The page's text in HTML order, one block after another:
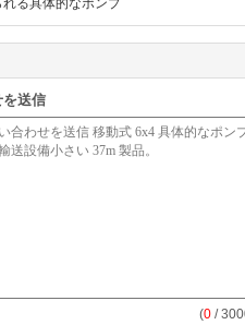
れる具体的なポンプ
を送信
(0 /